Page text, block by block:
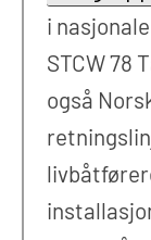
i
STCW 78
også